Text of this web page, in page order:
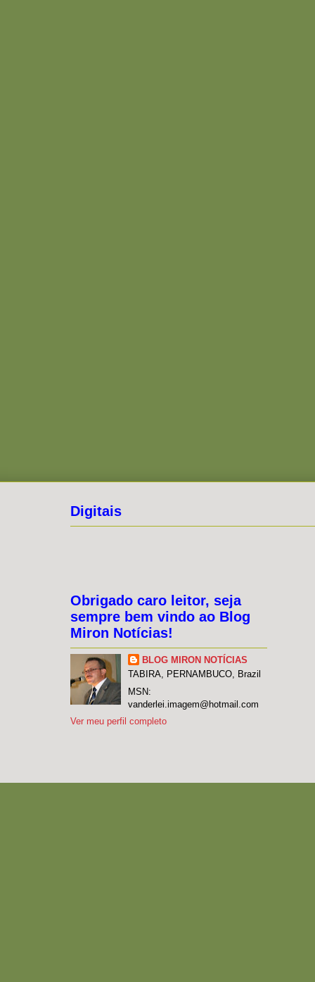
Digitais
Obrigado caro leitor, seja
sempre bem vindo ao Blog
Miron Notícias!
BLOG MIRON NOTÍCIAS
TABIRA, PERNAMBUCO, Brazil
MSN:
vanderlei.imagem@hotmail.com
Ver meu perfil completo